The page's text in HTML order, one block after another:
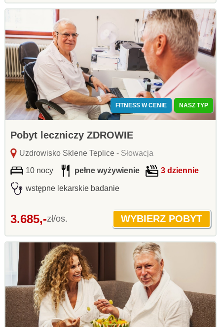
FITNESS W CENIE NASZ TYP
Pobyt leczniczy ZDROWIE
Uzdrowisko Sklene Teplice- Słowacja
10 nocy pełne wyżywienie 3 dziennie
wstępne lekarskie badanie
3.685,-zł/os.